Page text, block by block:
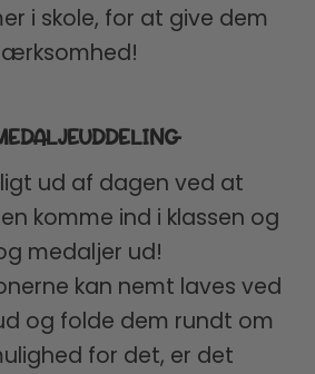
i skole, for at give dem
ud af dagen ved at
komme ind i klassen og
medaljer ud!
kan nemt laves ved
og folde dem rundt om
for det, er det